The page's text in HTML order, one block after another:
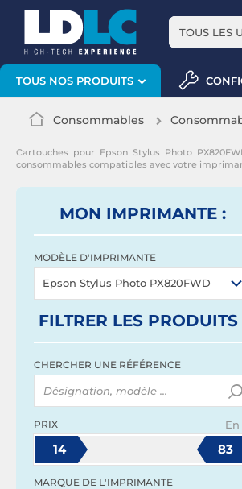
TOUS LES
TOUS NOS PRODUITS
Consommables
Cartouches pour Epson Stylus Photo
consommables compatibles avec votre
MON IMPRIMANTE :
MODÈLE D'IMPRIMANTE
Epson Stylus Photo PX820FWD
FILTRER LES PRODUITS
CHERCHER UNE RÉFÉRENCE
PRIX
14 83
MARQUE DE L'IMPRIMANTE